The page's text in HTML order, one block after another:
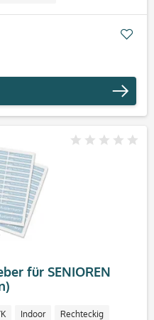
für SENIOREN
Indoor Rechteckig